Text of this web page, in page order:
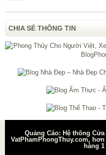
CHIA SẺ THÔNG TIN
Quảng Cáo: Hệ thống
VatPhamPhongThuy.com,
hàng